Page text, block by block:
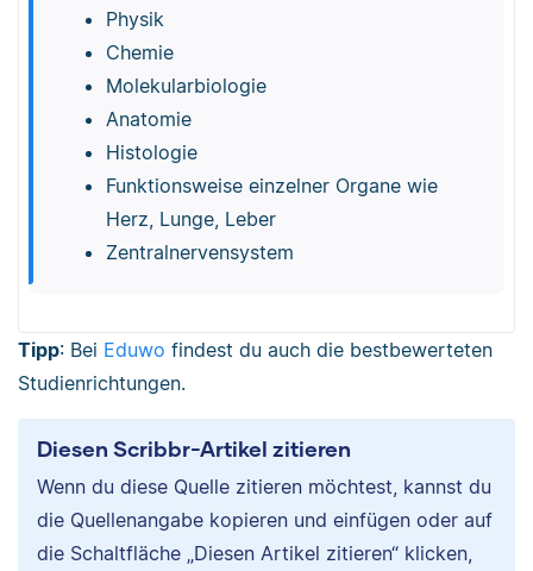
Physik
Chemie
Molekularbiologie
Anatomie
Histologie
Funktionsweise einzelner Organe wie
Herz, Lunge, Leber
Zentralnervensystem
Tipp: Bei Eduwo findest du auch die bestbewerteten
Studienrichtungen.
Diesen Scribbr-Artikel zitieren
Wenn du diese Quelle zitieren möchtest, kannst du
die Quellenangabe kopieren und einfügen oder auf
die Schaltfläche „Diesen Artikel zitieren“ klicken,